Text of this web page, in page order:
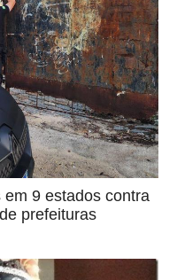
9 estados contra
prefeituras